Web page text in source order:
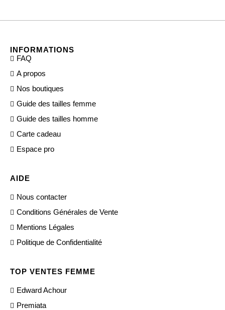
INFORMATIONS
FAQ
A propos
Nos boutiques
Guide des tailles femme
Guide des tailles homme
Carte cadeau
Espace pro
AIDE
Nous contacter
Conditions Générales de Vente
Mentions Légales
Politique de Confidentialité
TOP VENTES FEMME
Edward Achour
Premiata